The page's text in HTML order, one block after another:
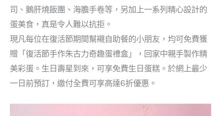
司、鵝肝燒飯團、海膽手卷等，另加上一系列精心設計的
蛋美食，真是令人難以抗拒。
現凡每位在復活節期間幫襯自助餐的小朋友，均可免費獲
贈「復活節手作朱古力奇趣蛋禮盒」，回家中親手製作精
美彩蛋。生日壽星到來，可享免費生日蛋糕。於網上最少
一日前預訂，繳付全費可享高達6折優惠。